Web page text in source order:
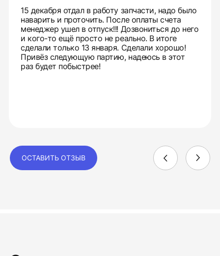
15 декабря отдал в работу запчасти, надо было
наварить и проточить. После оплаты счета
менеджер ушел в отпуск!!! Дозвониться до него
и кого-то ещё просто не реально. В итоге
сделали только 13 января. Сделали хорошо!
Привёз следующую партию, надеюсь в этот
раз будет побыстрее!
ОСТАВИТЬ ОТЗЫВ